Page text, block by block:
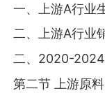
一、上游A行业
二、上游A行业
二、2020-
第二节 上游原